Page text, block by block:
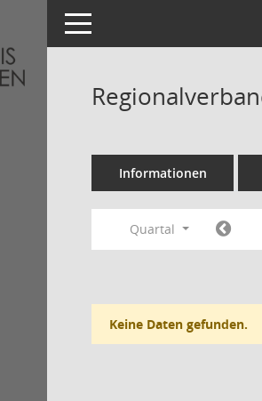
Toggle navigation
Informationen
Quartal
Keine Daten gefunden.